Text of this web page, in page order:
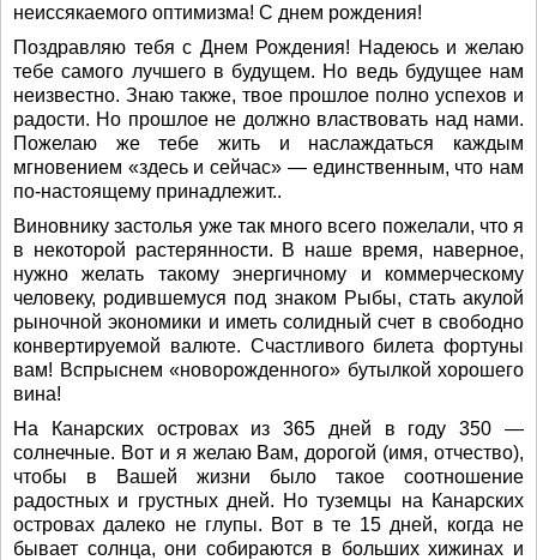
неиссякаемого оптимизма! С днем рождения!
Поздравляю тебя с Днем Рождения! Надеюсь и желаю
тебе самого лучшего в будущем. Но ведь будущее нам
неизвестно. Знаю также, твое прошлое полно успехов и
радости. Но прошлое не должно властвовать над нами.
Пожелаю же тебе жить и наслаждаться каждым
мгновением «здесь и сейчас» — единственным, что нам
по-настоящему принадлежит..
Виновнику застолья уже так много всего пожелали, что я
в некоторой растерянности. В наше время, наверное,
нужно желать такому энергичному и коммерческому
человеку, родившемуся под знаком Рыбы, стать акулой
рыночной экономики и иметь солидный счет в свободно
конвертируемой валюте. Счастливого билета фортуны
вам! Вспрыснем «новорожденного» бутылкой хорошего
вина!
На Канарских островах из 365 дней в году 350 —
солнечные. Вот и я желаю Вам, дорогой (имя, отчество),
чтобы в Вашей жизни было такое соотношение
радостных и грустных дней. Но туземцы на Канарских
островах далеко не глупы. Вот в те 15 дней, когда не
бывает солнца, они собираются в больших хижинах и